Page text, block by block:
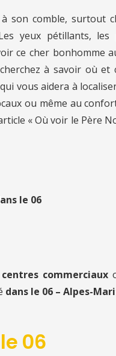
à son comble, surtout
yeux pétillants,
ce cher bonhomme
à savoir où et
vous aidera à
ou même au
« Où voir le Père
le 06
centres commerciaux
dans le 06 – Alpes-
06